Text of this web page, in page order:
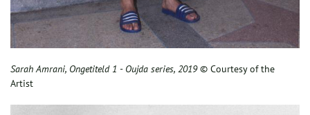
Sarah Amrani, Ongetiteld 1 - Oujda series, 2019© Courtesy of the
Artist